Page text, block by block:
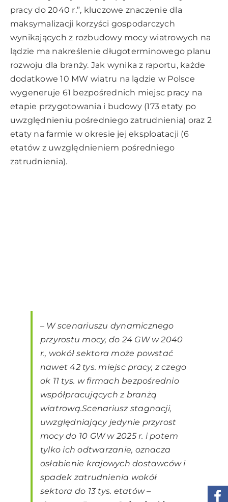
pracy do 2040 r.”, kluczowe znaczenie dla
maksymalizacji korzyści gospodarczych
wynikających z rozbudowy mocy wiatrowych na
lądzie ma nakreślenie długoterminowego planu
rozwoju dla branży. Jak wynika z raportu, każde
dodatkowe 10 MW wiatru na lądzie w Polsce
wygeneruje 61 bezpośrednich miejsc pracy na
etapie przygotowania i budowy (173 etaty po
uwzględnieniu pośredniego zatrudnienia) oraz 2
etaty na farmie w okresie jej eksploatacji (6
etatów z uwzględnieniem pośredniego
zatrudnienia).
– W scenariuszu dynamicznego
przyrostu mocy, do 24 GW w 2040
r., wokół sektora może powstać
nawet 42 tys. miejsc pracy, z czego
ok 11 tys. w firmach bezpośrednio
współpracujących z branżą
wiatrową.Scenariusz stagnacji,
uwzględniający jedynie przyrost
mocy do 10 GW w 2025 r. i potem
tylko ich odtwarzanie, oznacza
osłabienie krajowych dostawców i
spadek zatrudnienia wokół
sektora do 13 tys. etatów –